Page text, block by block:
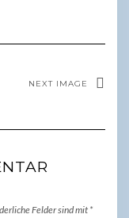
NEXT IMAGE
Felder sind mit *